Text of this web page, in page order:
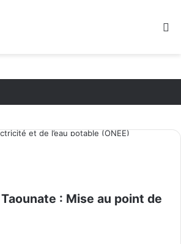
et de l’eau potable (ONEE)
: Mise au point de